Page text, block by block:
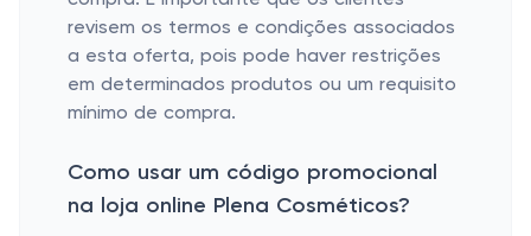
revisem os termos e condições associados
a esta oferta, pois pode haver restrições
em determinados produtos ou um requisito
mínimo de compra.
Como usar um código promocional
na loja online Plena Cosméticos?